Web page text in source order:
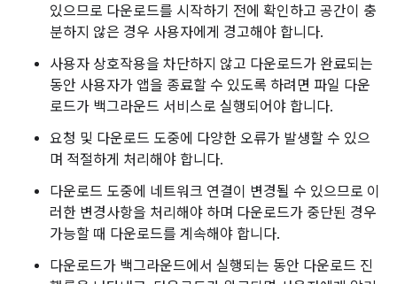
있으므로 다운로드를 시작하기 전에 확인하고 공간이 충
분하지 않은 경우 사용자에게 경고해야 합니다.
사용자 상호작용을 차단하지 않고 다운로드가 완료되는
동안 사용자가 앱을 종료할 수 있도록 하려면 파일 다운
로드가 백그라운드 서비스로 실행되어야 합니다.
요청 및 다운로드 도중에 다양한 오류가 발생할 수 있으
며 적절하게 처리해야 합니다.
다운로드 도중에 네트워크 연결이 변경될 수 있으므로 이
러한 변경사항을 처리해야 하며 다운로드가 중단된 경우
가능할 때 다운로드를 계속해야 합니다.
다운로드가 백그라운드에서 실행되는 동안 다운로드 진